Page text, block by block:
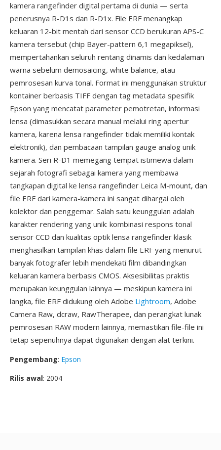
kamera rangefinder digital pertama di dunia — serta
penerusnya R-D1s dan R-D1x. File ERF menangkap
keluaran 12-bit mentah dari sensor CCD berukuran APS-C
kamera tersebut (chip Bayer-pattern 6,1 megapiksel),
mempertahankan seluruh rentang dinamis dan kedalaman
warna sebelum demosaicing, white balance, atau
pemrosesan kurva tonal. Format ini menggunakan struktur
kontainer berbasis TIFF dengan tag metadata spesifik
Epson yang mencatat parameter pemotretan, informasi
lensa (dimasukkan secara manual melalui ring apertur
kamera, karena lensa rangefinder tidak memiliki kontak
elektronik), dan pembacaan tampilan gauge analog unik
kamera. Seri R-D1 memegang tempat istimewa dalam
sejarah fotografi sebagai kamera yang membawa
tangkapan digital ke lensa rangefinder Leica M-mount, dan
file ERF dari kamera-kamera ini sangat dihargai oleh
kolektor dan penggemar. Salah satu keunggulan adalah
karakter rendering yang unik: kombinasi respons tonal
sensor CCD dan kualitas optik lensa rangefinder klasik
menghasilkan tampilan khas dalam file ERF yang menurut
banyak fotografer lebih mendekati film dibandingkan
keluaran kamera berbasis CMOS. Aksesibilitas praktis
merupakan keunggulan lainnya — meskipun kamera ini
langka, file ERF didukung oleh Adobe Lightroom, Adobe
Camera Raw, dcraw, RawTherapee, dan perangkat lunak
pemrosesan RAW modern lainnya, memastikan file-file ini
tetap sepenuhnya dapat digunakan dengan alat terkini.
Pengembang: Epson
Rilis awal: 2004